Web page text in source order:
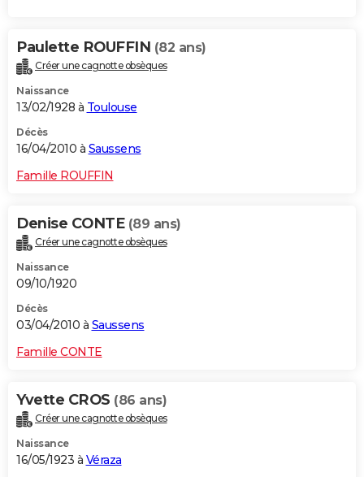
Paulette ROUFFIN (82 ans)
Créer une cagnotte obsèques
Naissance
13/02/1928 à Toulouse
Décès
16/04/2010 à Saussens
Famille ROUFFIN
Denise CONTE (89 ans)
Créer une cagnotte obsèques
Naissance
09/10/1920
Décès
03/04/2010 à Saussens
Famille CONTE
Yvette CROS (86 ans)
Créer une cagnotte obsèques
Naissance
16/05/1923 à Véraza